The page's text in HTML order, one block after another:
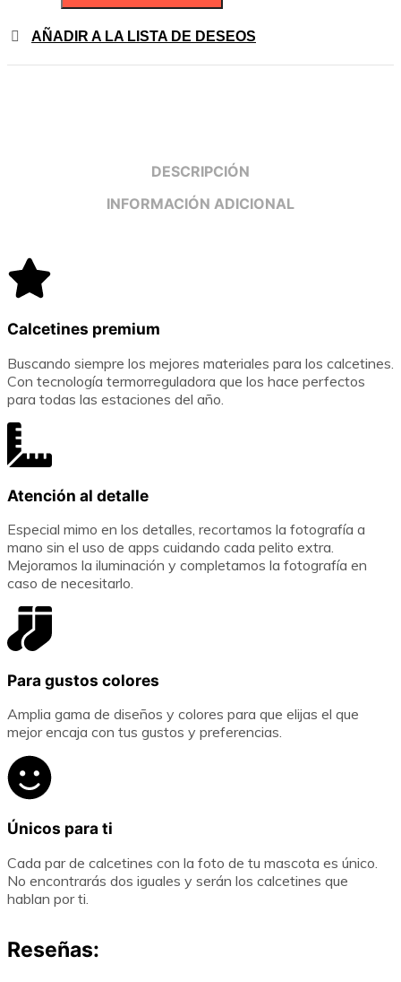
AÑADIR A LA LISTA DE DESEOS
DESCRIPCIÓN
INFORMACIÓN ADICIONAL
Calcetines premium
Buscando siempre los mejores materiales para los calcetines.
Con tecnología termorreguladora que los hace perfectos
para todas las estaciones del año.
Atención al detalle
Especial mimo en los detalles, recortamos la fotografía a
mano sin el uso de apps cuidando cada pelito extra.
Mejoramos la iluminación y completamos la fotografía en
caso de necesitarlo.
Para gustos colores
Amplia gama de diseños y colores para que elijas el que
mejor encaja con tus gustos y preferencias.
Únicos para ti
Cada par de calcetines con la foto de tu mascota es único.
No encontrarás dos iguales y serán los calcetines que
hablan por ti.
Reseñas: